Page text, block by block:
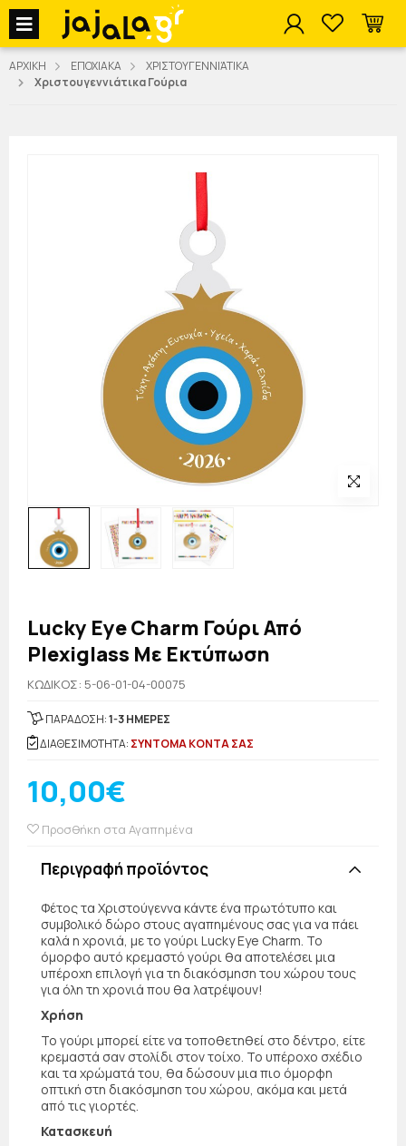
jajala Menu
ΑΡΧΙΚΗ ΕΠΟΧΙΑΚΑ
ΧΡΙΣΤΟΥΓΕΝΝΙΆΤΙΚΑ
Χριστουγεννιάτικα Γούρια
Lucky Eye Charm Γούρι Από
Plexiglass Με Εκτύπωση
KΩΔΙΚΟΣ: 5-06-01-04-00075
ΠΑΡΑΔΟΣΗ:1-3 ΗΜΕΡΕΣ
ΔΙΑΘΕΣΙΜΟΤΗΤΑ: ΣΥΝΤΟΜΑ ΚΟΝΤΑ ΣΑΣ
10,00€
Προσθήκη στα Αγαπημένα
Περιγραφή προϊόντος
Φέτος τα Χριστούγεννα κάντε ένα πρωτότυπο και
συμβολικό δώρο στους αγαπημένους σας για να πάει
καλά η χρονιά, με το γούρι Lucky Eye Charm. Το
όμορφο αυτό κρεμαστό γούρι θα αποτελέσει μια
υπέροχη επιλογή για τη διακόσμηση του χώρου τους
για όλη τη χρονιά που θα λατρέψουν!
Χρήση
Το γούρι μπορεί είτε να τοποθετηθεί στο δέντρο, είτε
κρεμαστά σαν στολίδι στον τοίχο. Το υπέροχο σχέδιο
και τα χρώματά του, θα δώσουν μια πιο όμορφη
οπτική στη διακόσμηση του χώρου, ακόμα και μετά
από τις γιορτές.
Κατασκευή